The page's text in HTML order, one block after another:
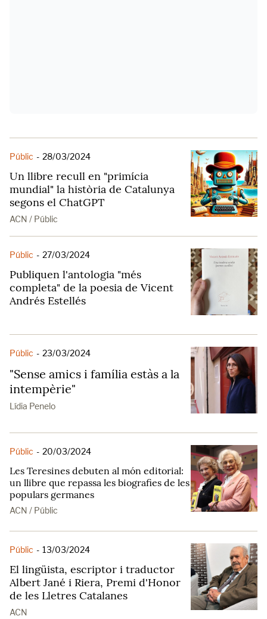
Públic - 28/03/2024
Un llibre recull en "primícia
mundial" la història de Catalunya
segons el ChatGPT
ACN / Públic
Públic - 27/03/2024
Publiquen l'antologia "més
completa" de la poesia de Vicent
Andrés Estellés
Públic - 23/03/2024
"Sense amics i família estàs a la
intempèrie"
Lídia Penelo
Públic - 20/03/2024
Les Teresines debuten al món editorial:
un llibre que repassa les biografies de les
populars germanes
ACN / Públic
Públic - 13/03/2024
El lingüista, escriptor i traductor
Albert Jané i Riera, Premi d'Honor
de les Lletres Catalanes
ACN